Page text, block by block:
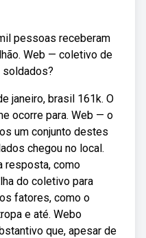
pessoas receberam
Web — coletivo de
soldados?
janeiro, brasil 161k. O
ocorre para. Web — o
um conjunto destes
chegou no local.
resposta, como
do coletivo para
fatores, como o
e até. Webo
que, apesar de